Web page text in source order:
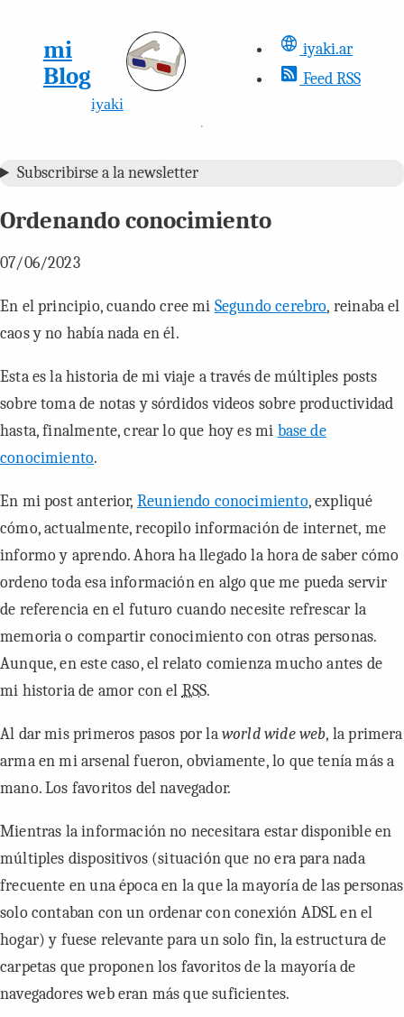
mi
Blog
iyaki
iyaki.ar
Feed RSS
Subscribirse a la newsletter
Ordenando conocimiento
07/06/2023
En el principio, cuando cree mi Segundo cerebro, reinaba el
caos y no había nada en él.
Esta es la historia de mi viaje a través de múltiples posts
sobre toma de notas y sórdidos videos sobre productividad
hasta, finalmente, crear lo que hoy es mi base de
conocimiento.
En mi post anterior, Reuniendo conocimiento, expliqué
cómo, actualmente, recopilo información de internet, me
informo y aprendo. Ahora ha llegado la hora de saber cómo
ordeno toda esa información en algo que me pueda servir
de referencia en el futuro cuando necesite refrescar la
memoria o compartir conocimiento con otras personas.
Aunque, en este caso, el relato comienza mucho antes de
mi historia de amor con el RSS.
Al dar mis primeros pasos por laworld wide web, la primera
arma en mi arsenal fueron, obviamente, lo que tenía más a
mano. Los favoritos del navegador.
Mientras la información no necesitara estar disponible en
múltiples dispositivos (situación que no era para nada
frecuente en una época en la que la mayoría de las personas
solo contaban con un ordenar con conexión ADSL en el
hogar) y fuese relevante para un solo fin, la estructura de
carpetas que proponen los favoritos de la mayoría de
navegadores web eran más que suficientes.